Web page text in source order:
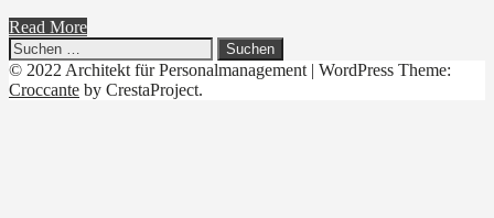
Read More
Suchen
nach:
© 2022 Architekt für Personalmanagement | WordPress Theme:
Croccante by CrestaProject.